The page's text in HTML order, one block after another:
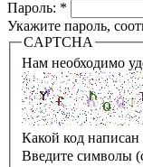
Пароль: *
Укажите пароль,
CAPTCHA
Нам необходимо
Какой код написан
Введите символы